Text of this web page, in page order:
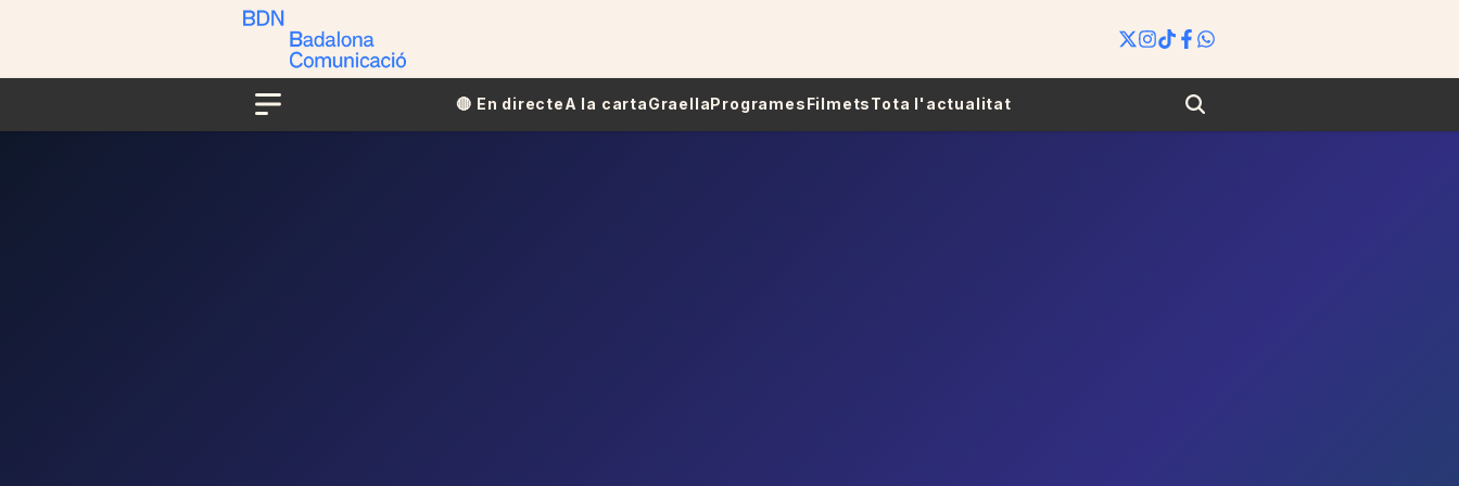
Menu
🔴​​ En directeA la cartaGraellaProgramesFilmetsTota l'actualitat Search